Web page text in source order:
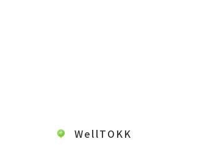
WellTOKK